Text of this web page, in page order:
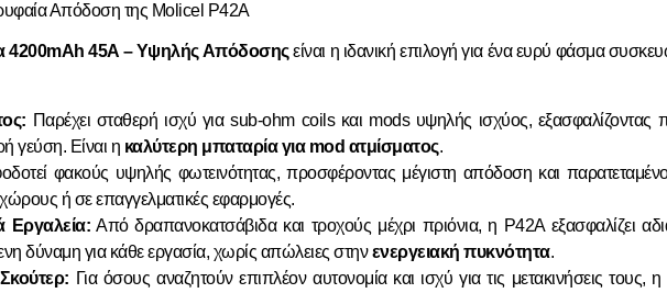
Απόδοση της Molicel P42A
4200mAh 45A – Υψηλής Απόδοσηςείναι η ιδανική επιλογή για ένα ευρύ φάσμα
Παρέχει σταθερή ισχύ για sub-ohm coils και mods υψηλής ισχύος, εξασφαλίζοντας
γεύση. Είναι η καλύτερη μπαταρία για mod ατμίσματος.
φακούς υψηλής φωτεινότητας, προσφέροντας μέγιστη απόδοση και
χώρους ή σε επαγγελματικές εφαρμογές.
Εργαλεία: Από δραπανοκατσάβιδα και τροχούς μέχρι πριόνια, η P42A εξασφαλίζει
δύναμη για κάθε εργασία, χωρίς απώλειες στηνενεργειακή πυκνότητα.
Για όσους αναζητούν επιπλέον αυτονομία και ισχύ για τις μετακινήσεις τους,